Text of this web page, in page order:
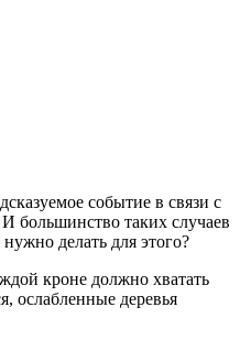
событие в связи с
большинство таких случаев
делать для этого?
кроне должно хватать
ослабленные деревья